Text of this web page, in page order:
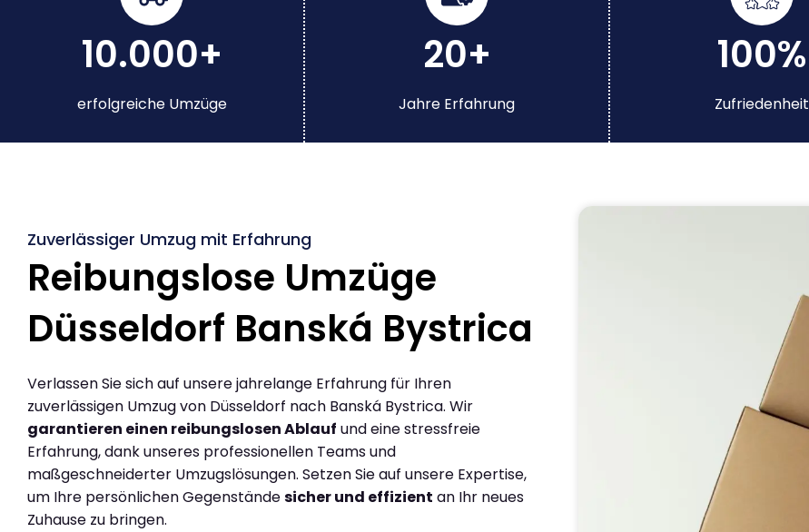
10.000+
erfolgreiche Umzüge
20+
Jahre Erfahrung
100%
Zufriedenheit
Zuverlässiger Umzug mit Erfahrung
Reibungslose Umzüge
Düsseldorf Banská Bystrica
Verlassen Sie sich auf unsere jahrelange Erfahrung für Ihren
zuverlässigen Umzug von Düsseldorf nach Banská Bystrica. Wir
garantieren einen reibungslosen Ablauf und eine stressfreie
Erfahrung, dank unseres professionellen Teams und
maßgeschneiderter Umzugslösungen. Setzen Sie auf unsere Expertise,
um Ihre persönlichen Gegenständesicher und effizient an Ihr neues
Zuhause zu bringen.